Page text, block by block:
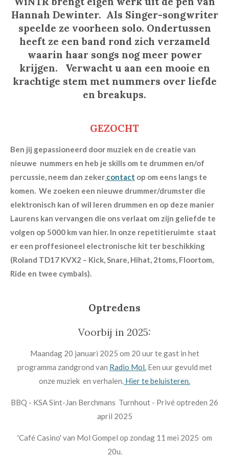
i
n
g
s
Hannah Dewinter. Als Singer-songwriter
speelde ze voorheen solo. Ondertussen
heeft ze een band rond zich verzameld
waarin haar songs nog meer power
krijgen. Verwacht u aan een mooie en
krachtige stem met nummers over liefde
en breakups.
GEZOCHT
Ben jij gepassioneerd door muziek en de creatie van
nieuwe nummers en heb je skills om te drummen en/of
percussie, neem dan zeker contact op om eens langs te
komen. We zoeken een nieuwe drummer/drumster die
elektronisch kan of wil leren drummen en op deze manier
Laurens kan vervangen die ons verlaat om zijn geliefde te
volgen op 5000 km van hier. In onze repetitieruimte staat
er een proffesioneel electronische kit ter beschikking
(Roland TD17 KVX2 – Kick, Snare, Hihat, 2toms, Floortom,
Ride en twee cymbals).
Optredens
Voorbij in 2025:
Maandag 20 januari 2025 om 20 uur te gast in het
programma zandgrond van Radio Mol.Een uur gevuld met
onze muziek en verhalen. Hier te beluisteren.
BBQ - KSA Sint-Jan Berchmans Turnhout - Privé optreden 26
april 2025
'Café Casino' van Mol Gompel op zondag 11 mei 2025 om
20u.